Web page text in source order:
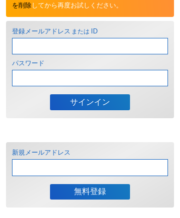
を削除してから再度お試しください。
登録メールアドレス または ID
パスワード
新規メールアドレス